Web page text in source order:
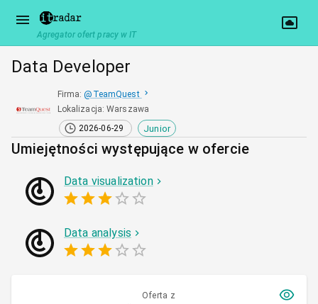
Agregator ofert pracy w IT
Data Developer
Firma: @ TeamQuest
Lokalizacja:Warszawa
2026-06-29
Junior
Umiejętności występujące w ofercie
Data visualization
Data analysis
Oferta z